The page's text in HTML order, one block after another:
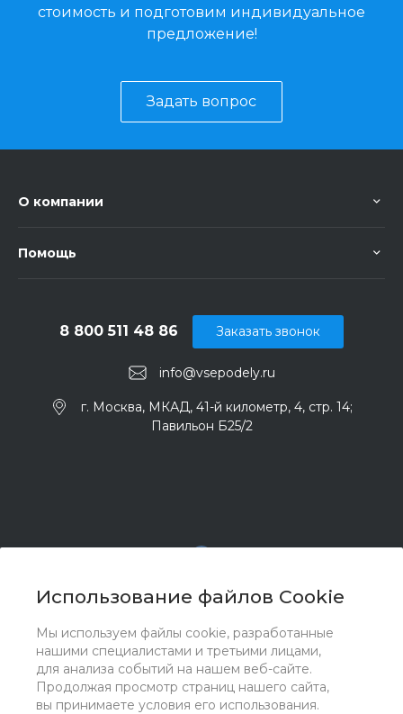
Использование файлов Cookie
Мы используем файлы cookie, разработанные
нашими специалистами и третьими лицами,
для анализа событий на нашем веб-сайте.
Продолжая просмотр страниц нашего сайта,
вы принимаете условия его использования.
стоимость и подготовим индивидуальное
предложение!
Задать вопрос
О компании
Помощь
info@vsepodely.ru
8 800 511 48 86
г. Москва, МКАД, 41-й километр, 4, стр. 14;
Павильон Б25/2
Заказать звонок
© 2017 - 2026 ООО "Комплектстрой 41", Все права
защищены